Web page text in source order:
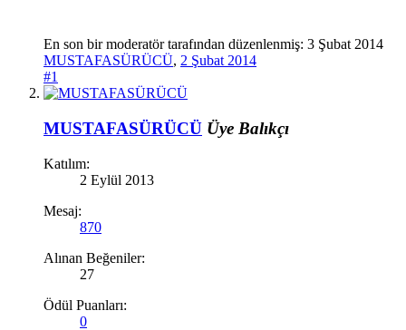
En son bir moderatör tarafından düzenlenmiş: 3 Şubat 2014
MUSTAFASÜRÜCÜ, 2 Şubat 2014
#1
MUSTAFASÜRÜCÜ Üye Balıkçı
Katılım:
2 Eylül 2013
Mesaj:
870
Alınan Beğeniler:
27
Ödül Puanları:
0